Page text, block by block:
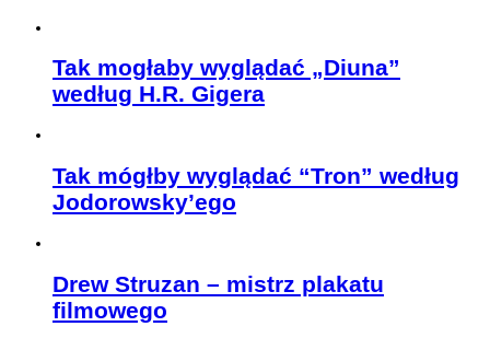
Tak mogłaby wyglądać „Diuna”
według H.R. Gigera
Tak mógłby wyglądać “Tron” według
Jodorowsky’ego
Drew Struzan – mistrz plakatu
filmowego